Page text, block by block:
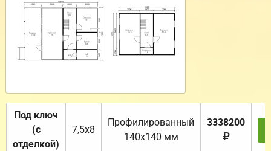
Под ключ
(с
отделкой)
7,5х8
Профилированный
140х140 мм
3338200